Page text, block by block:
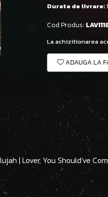
Durata de livrare:
Cod Produs:
La achizitionarea
ADAUGA LA
| Lover, You Should've